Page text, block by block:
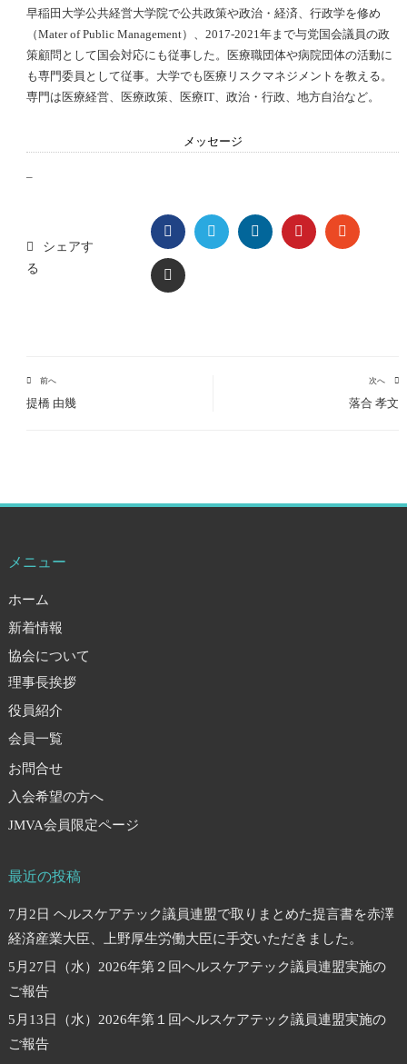
早稲田大学公共経営大学院で公共政策や政治・経済、行政学を修め
（Mater of Public Management）、2017-2021年まで与党国会議員の政
策顧問として国会対応にも従事した。医療職団体や病院団体の活動に
も専門委員として従事。大学でも医療リスクマネジメントを教える。
専門は医療経営、医療政策、医療IT、政治・行政、地方自治など。
メッセージ
–
シェアす
る
FACEBOOKTWITTERLINKEDINPINTEREST
EMAIL
前へ
提橋 由幾
次へ
落合 孝文
メニュー
ホーム
新着情報
協会について
理事長挨拶
役員紹介
会員一覧
お問合せ
入会希望の方へ
JMVA会員限定ページ
最近の投稿
7月2日 ヘルスケアテック議員連盟で取りまとめた提言書を赤澤
経済産業大臣、上野厚生労働大臣に手交いただきました。
5月27日（水）2026年第２回ヘルスケアテック議員連盟実施の
ご報告
5月13日（水）2026年第１回ヘルスケアテック議員連盟実施の
ご報告